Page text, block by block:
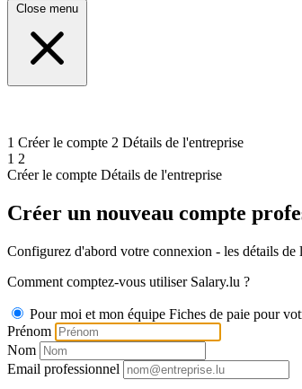
Close menu
1 Créer le compte 2 Détails de l'entreprise
1 2
Créer le compte Détails de l'entreprise
Créer un nouveau compte
Configurez d'abord votre connexion - les détails de
Comment comptez-vous utiliser Salary.lu ?
Pour moi et mon équipe Fiches de paie pour
Prénom
Nom
Email professionnel